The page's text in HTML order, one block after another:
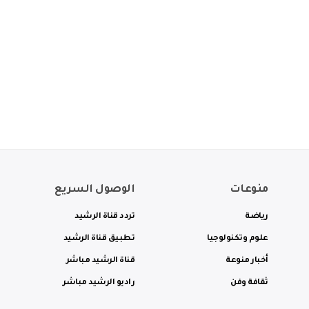
منوعات
رياضة
علوم وتكنولوجيا
أخبار منوعة
ثقافة وفن
الوصول السريع
تردد قناة الرشيد
تطبيق قناة الرشيد
قناة الرشيد مباشر
راديو الرشيد مباشر